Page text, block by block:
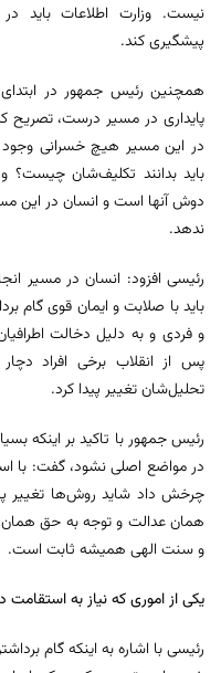
نیست. وزارت اطلاعات باید
پیشگیری کند.
همچنین رئیس جمهور در ابتدای
پایداری در مسیر درست، تصریح
در این مسیر هیچ خسرانی وجود
باید بدانند تکلیف‌شان چیست؟
دوش آنها است و انسان در این
ندهد.
رئیسی افزود: انسان در مسیر
باید با صلابت و ایمان قوی گام
و فردی و به دلیل دخالت
پس از انقلاب برخی افراد
تحلیل‌شان تغییر پیدا کرد.
رئیس جمهور با تاکید بر اینکه
در مواضع اصلی نشود، گفت: با
چرخش داد شاید روش‌ها تغییر
همان عدالت و توجه به حق
و سنت الهی همیشه ثابت است.
یکی از اموری که نیاز به
رئیسی با اشاره به اینکه گام